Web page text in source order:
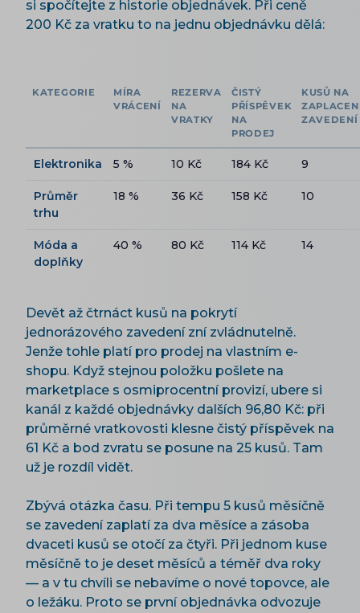
si spočítejte z historie objednávek. Při ceně
200 Kč za vratku to na jednu objednávku dělá:
KATEGORIE
MÍRA
VRÁCENÍ
REZERVA
NA
VRATKY
ČISTÝ
PŘÍSPĚVEK
NA
PRODEJ
KUSŮ NA
ZAVEDENÍ
Elektronika 5 % 10 Kč 184 Kč 9
Průměr
trhu
18 % 36 Kč 158 Kč 10
Móda a
doplňky
40 % 80 Kč 114 Kč 14
Devět až čtrnáct kusů na pokrytí
jednorázového zavedení zní zvládnutelně.
Jenže tohle platí pro prodej na vlastním e-
shopu. Když stejnou položku pošlete na
marketplace s osmiprocentní provizí, ubere si
kanál z každé objednávky dalších 96,80 Kč: při
průměrné vratkovosti klesne čistý příspěvek na
61 Kč a bod zvratu se posune na 25 kusů. Tam
už je rozdíl vidět.
Zbývá otázka času. Při tempu 5 kusů měsíčně
se zavedení zaplatí za dva měsíce a zásoba
dvaceti kusů se otočí za čtyři. Při jednom kuse
měsíčně to je deset měsíců a téměř dva roky
— a v tu chvíli se nebavíme o nové topovce, ale
o ležáku. Proto se první objednávka odvozuje